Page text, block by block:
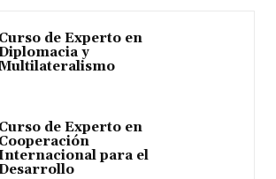
Curso de Experto en
y
Curso de Experto en
Cooperación
para el